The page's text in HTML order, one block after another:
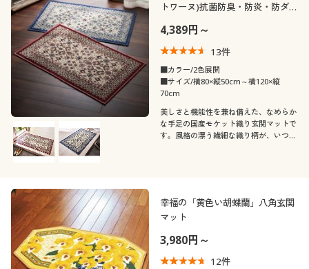
トワーヌ)抗菌防臭・防炎・防ダ
4,389円～
13件
■カラー/2色展開
■サイズ/横80×縦50cm～横120×縦
70cm
美しさと機能性を兼ね備えた、なめらか
な手足の国産モケット織り玄関マットで
す。風格の漂う繊細な織り柄が、いつも
幸福の「黄色い胡蝶蘭」八角玄関
マット
3,980円～
12件